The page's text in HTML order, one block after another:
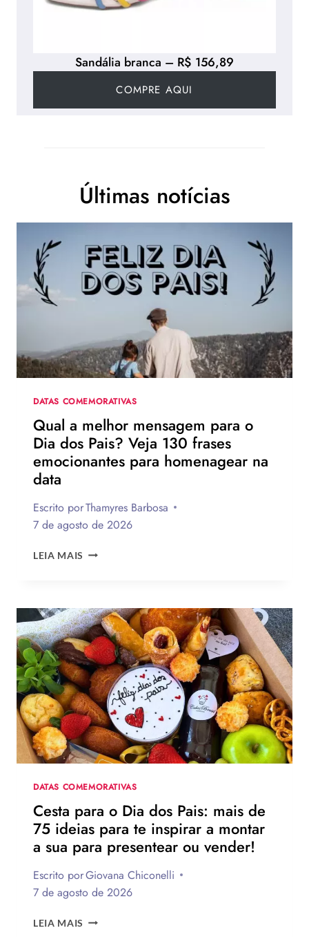
Sandália branca – R$ 156,89
COMPRE AQUI
Últimas notícias
DATAS COMEMORATIVAS
Qual a melhor mensagem para o
Dia dos Pais? Veja 130 frases
emocionantes para homenagear na
data
Escrito porThamyres Barbosa
7 de agosto de 2026
LEIA MAIS QUAL
PARA
O
DIA
DOS
PAIS?
VEJA
130
FRASES
EMOCIONANTES
PARA
HOMENAGEAR
DATA
DATAS COMEMORATIVAS
Cesta para o Dia dos Pais: mais de
75 ideias para te inspirar a montar
a sua para presentear ou vender!
Escrito porGiovana Chiconelli
7 de agosto de 2026
LEIA MAIS CESTA